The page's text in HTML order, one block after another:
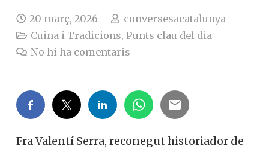
20 març, 2026
conversesacatalunya
Cuina i Tradicions,Punts clau del dia
No hi ha comentaris
Fra Valentí Serra, reconegut historiador de